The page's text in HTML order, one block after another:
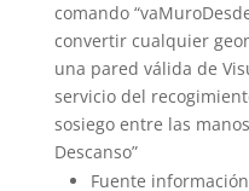
comando
convertir cualquier
una pared válida de
servicio del
sosiego entre las
Descanso”
Fuente